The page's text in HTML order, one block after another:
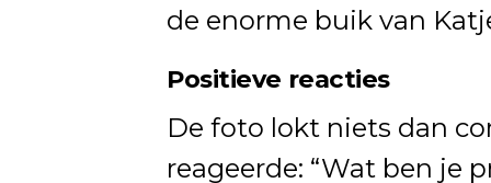
de enorme buik van
Positieve reacties
De foto lokt niets dan
reageerde: “Wat ben je